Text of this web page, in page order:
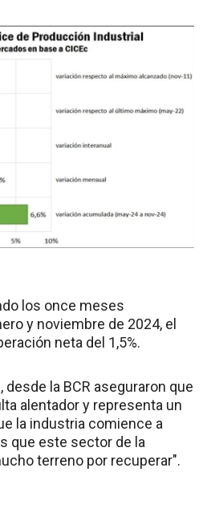
los once meses
y noviembre de 2024, el
neta del 1,5%.
desde la BCR aseguraron que
alentador y representa un
la industria comience a
que este sector de la
terreno por recuperar".